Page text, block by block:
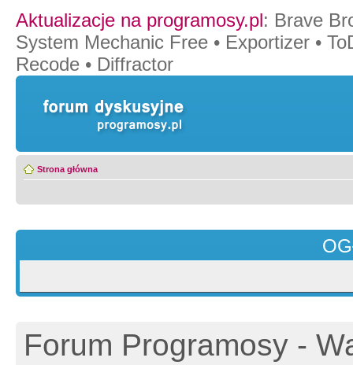
Aktualizacje na programosy.pl: Brave
System Mechanic Free • Exportizer •
Recode • Diffractor
Strona główna
Forum Programosy -